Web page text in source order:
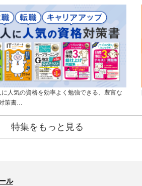
に人気の資格を効率よく勉強できる、豊富な
策書…
特集をもっと見る
ル